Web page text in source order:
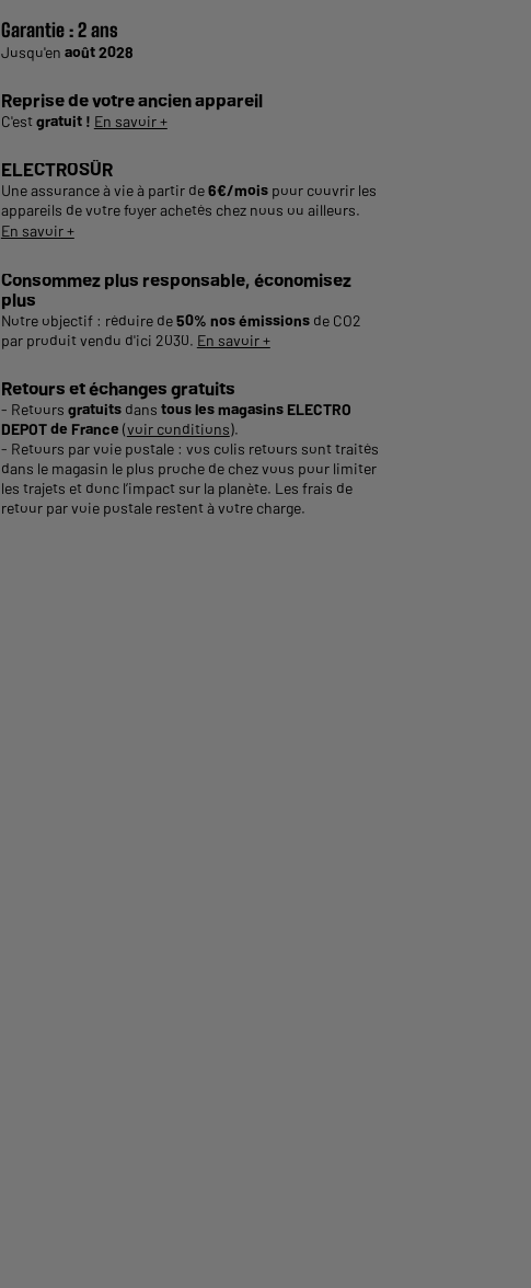
Garantie :2 ans
Jusqu'en août 2028
Reprise de votre ancien appareil
C'estgratuit ! En savoir +
ELECTROSÛR
Une assurance à vie à partir de6€/moispour couvrir les
appareils de votre foyer achetés chez nous ou ailleurs.
En savoir +
Consommez plus responsable, économisez
plus
Notre objectif : réduire de50% nos émissionsde CO2
par produit vendu d'ici 2030. En savoir +
Retours et échanges gratuits
- Retours gratuitsdans tous les magasins ELECTRO
DEPOT de France (voir conditions).
- Retours par voie postale : vos colis retours sont traités
dans le magasin le plus proche de chez vous pour limiter
les trajets et donc l’impact sur la planète. Les frais de
retour par voie postale restent à votre charge.